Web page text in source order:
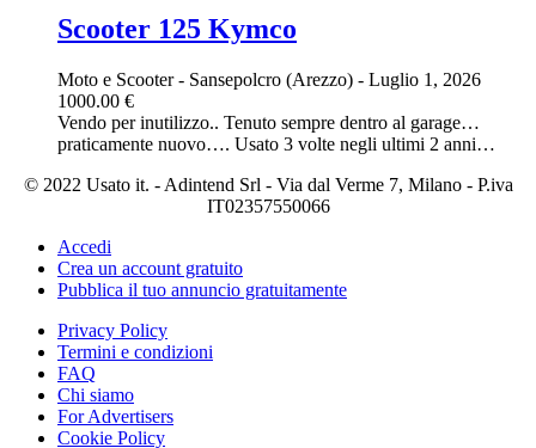
Scooter 125 Kymco
Moto e Scooter- Sansepolcro (Arezzo) - Luglio 1, 2026
1000.00 €
Vendo per inutilizzo.. Tenuto sempre dentro al garage…
praticamente nuovo…. Usato 3 volte negli ultimi 2 anni…
© 2022 Usato it. - Adintend Srl - Via dal Verme 7, Milano - P.iva
IT02357550066
Accedi
Crea un account gratuito
Pubblica il tuo annuncio gratuitamente
Privacy Policy
Termini e condizioni
FAQ
Chi siamo
For Advertisers
Cookie Policy